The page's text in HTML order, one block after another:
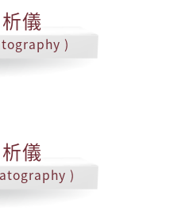
儀
)
儀
)